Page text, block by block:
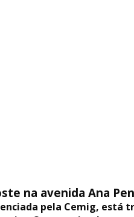
na avenida Ana
pela Cemig, está